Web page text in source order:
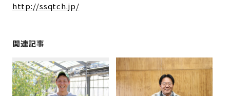
http://ssqtch.jp/
関連記事